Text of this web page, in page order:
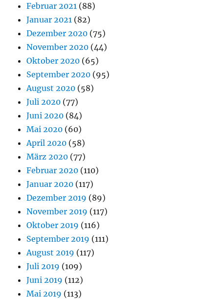
Februar 2021 (88)
Januar 2021 (82)
Dezember 2020 (75)
November 2020 (44)
Oktober 2020 (65)
September 2020 (95)
August 2020 (58)
Juli 2020 (77)
Juni 2020 (84)
Mai 2020 (60)
April 2020 (58)
März 2020 (77)
Februar 2020 (110)
Januar 2020 (117)
Dezember 2019 (89)
November 2019 (117)
Oktober 2019 (116)
September 2019 (111)
August 2019 (117)
Juli 2019 (109)
Juni 2019 (112)
Mai 2019 (113)